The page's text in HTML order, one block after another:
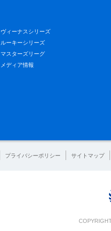
ヴィーナスシリーズ
ルーキーシリーズ
マスターズリーグ
メディア情報
プライバシーポリシー サイトマップ